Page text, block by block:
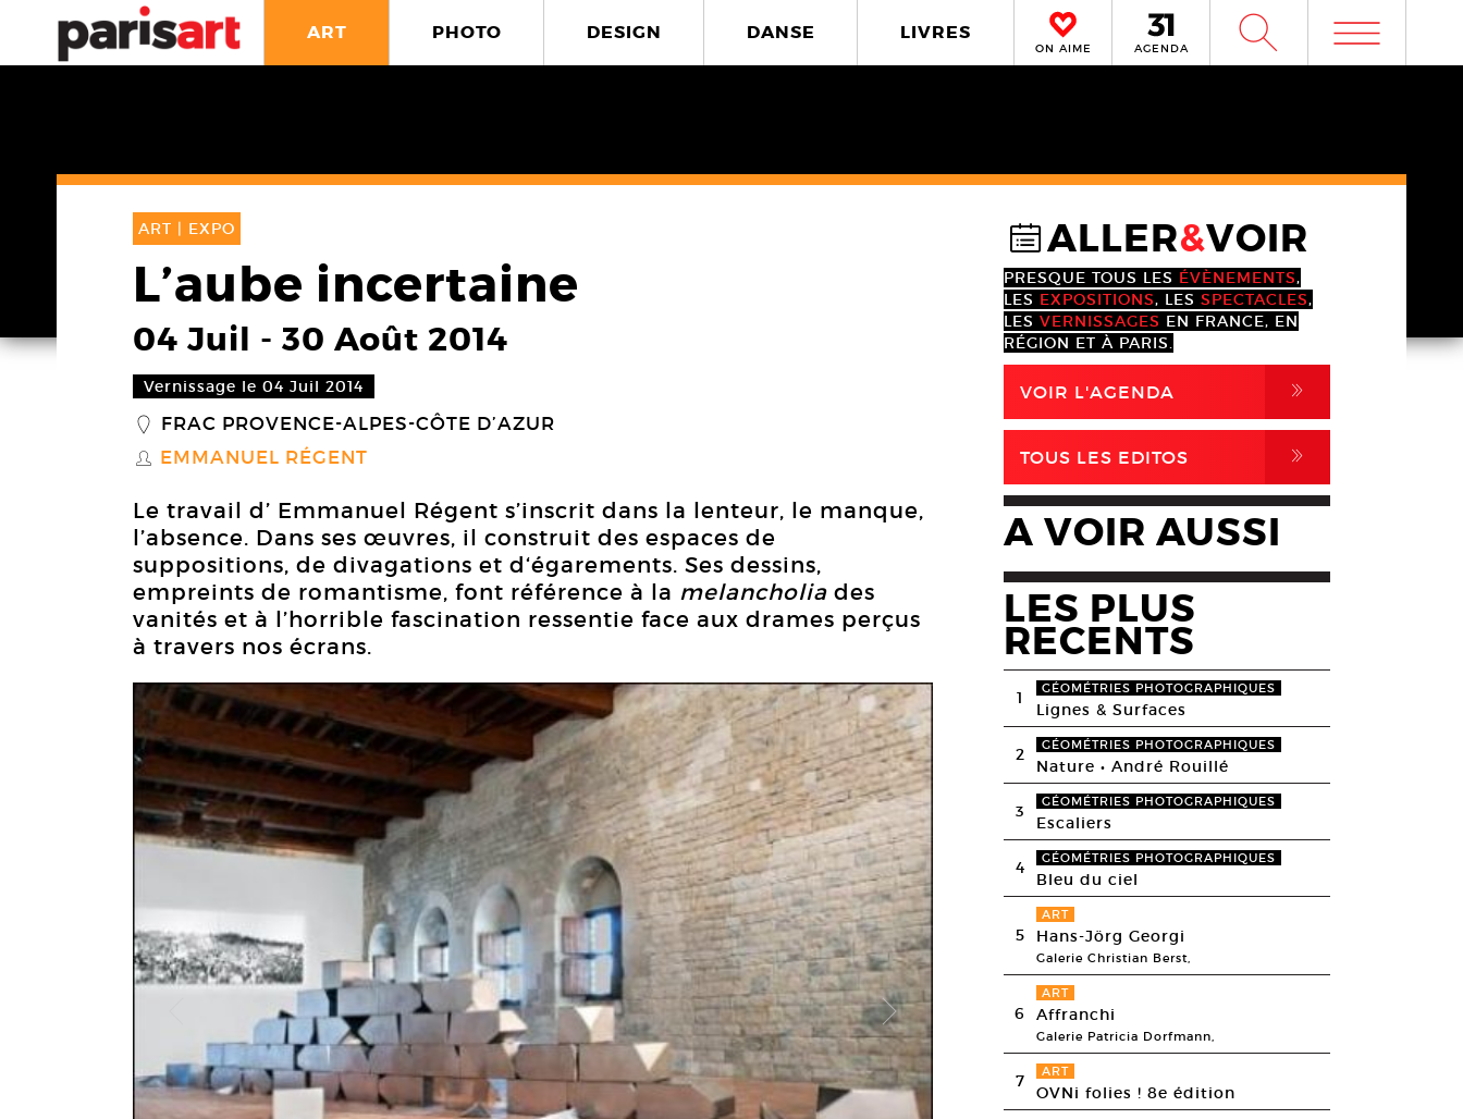
ART PHOTO DESIGN DANSE LIVRES
ON AIME AGENDA W m
ART | EXPO
L’aube incertaine
04 Juil - 30 Août 2014
Vernissage le 04 Juil 2014
_ FRAC PROVENCE-ALPES-CÔTE D’AZUR
S EMMANUEL RÉGENT
Le travail d’ Emmanuel Régent s’inscrit dans la lenteur, le manque,
l’absence. Dans ses œuvres, il construit des espaces de
suppositions, de divagations et d‘égarements. Ses dessins,
empreints de romantisme, font référence à la melancholia des
vanités et à l’horrible fascination ressentie face aux drames perçus
à travers nos écrans.
@ALLER&VOIR
PRESQUE TOUS LES ÉVÈNEMENTS,
LES EXPOSITIONS, LES SPECTACLES,
LES VERNISSAGES EN FRANCE, EN
RÉGION ET À PARIS.
VOIR L'AGENDA ,
TOUS LES EDITOS ,
A VOIR AUSSI
LES PLUS
RECENTS
1 GÉOMÉTRIES PHOTOGRAPHIQUES
Lignes & Surfaces
2 GÉOMÉTRIES PHOTOGRAPHIQUES
Nature • André Rouillé
3 GÉOMÉTRIES PHOTOGRAPHIQUES
Escaliers
4 GÉOMÉTRIES PHOTOGRAPHIQUES
Bleu du ciel
5
ART
Hans-Jörg Georgi
Galerie Christian Berst,
6
ART
Affranchi
Galerie Patricia Dorfmann,
7 ART
OVNi folies ! 8e édition